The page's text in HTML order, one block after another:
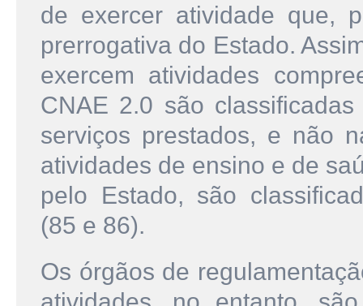
de exercer atividade que,
prerrogativa do Estado.
exercem atividades
CNAE 2.0 são
serviços prestados, e não
atividades de ensino e de
pelo Estado, são
(85 e 86).
Os órgãos de